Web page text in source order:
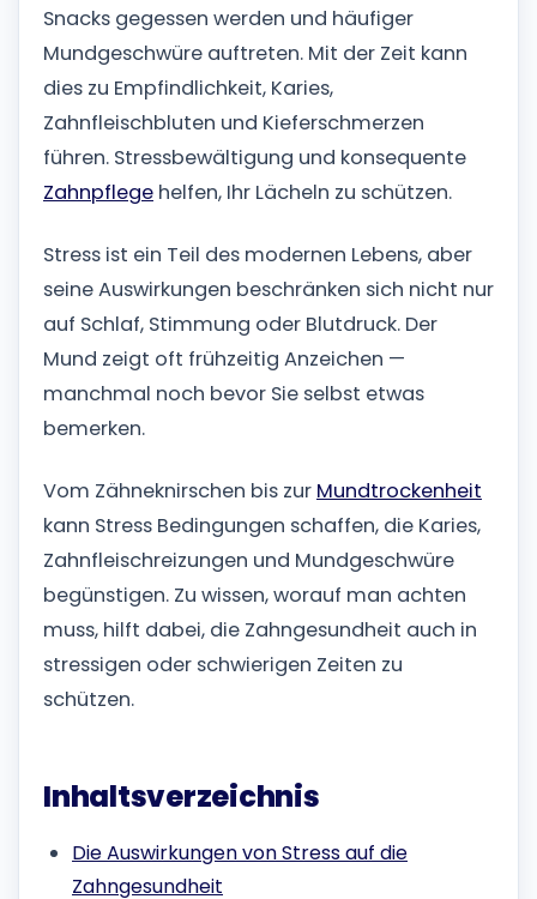
Snacks gegessen werden und häufiger
Mundgeschwüre auftreten. Mit der Zeit kann
dies zu Empfindlichkeit, Karies,
Zahnfleischbluten und Kieferschmerzen
führen. Stressbewältigung und konsequente
Zahnpflege helfen, Ihr Lächeln zu schützen.
Stress ist ein Teil des modernen Lebens, aber
seine Auswirkungen beschränken sich nicht nur
auf Schlaf, Stimmung oder Blutdruck. Der
Mund zeigt oft frühzeitig Anzeichen —
manchmal noch bevor Sie selbst etwas
bemerken.
Vom Zähneknirschen bis zur Mundtrockenheit
kann Stress Bedingungen schaffen, die Karies,
Zahnfleischreizungen und Mundgeschwüre
begünstigen. Zu wissen, worauf man achten
muss, hilft dabei, die Zahngesundheit auch in
stressigen oder schwierigen Zeiten zu
schützen.
Inhaltsverzeichnis
Die Auswirkungen von Stress auf die
Zahngesundheit